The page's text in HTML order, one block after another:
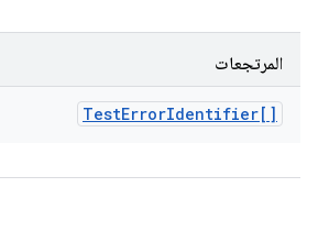
المرتجعات
TestErrorIdentifier[]